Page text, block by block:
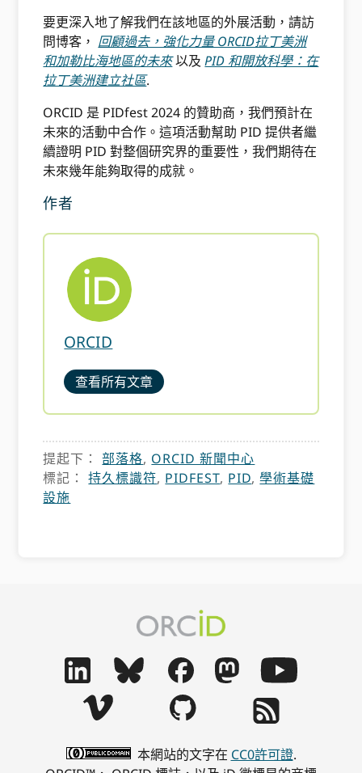
要更深入地了解我們在該地區的外展活動，請訪
問博客， 回顧過去，強化力量 ORCID拉丁美洲
和加勒比海地區的未來以及PID 和開放科學：在
拉丁美洲建立社區.
ORCID 是 PIDfest 2024 的贊助商，我們預計在
未來的活動中合作。這項活動幫助 PID 提供者繼
續證明 PID 對整個研究界的重要性，我們期待在
未來幾年能夠取得的成就。
作者
ORCID
查看所有文章
提起下：部落格, ORCID 新聞中心
標記：持久標識符, PIDFEST, PID,學術基礎
設施
本網站的文字在 CC0許可證.